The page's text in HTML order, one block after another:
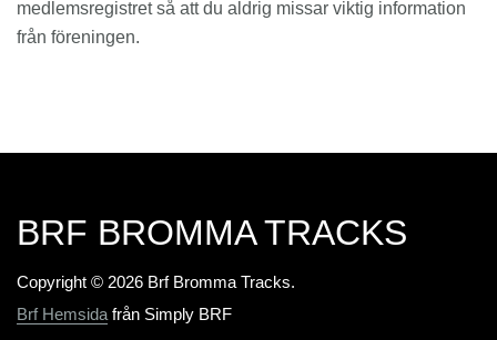
medlemsregistret så att du aldrig missar viktig information
från föreningen.
BRF BROMMA TRACKS
Copyright © 2026 Brf Bromma Tracks.
Brf Hemsida från Simply BRF